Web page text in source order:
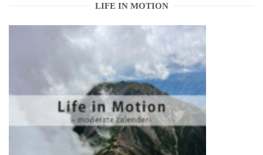
LIFE IN MOTION